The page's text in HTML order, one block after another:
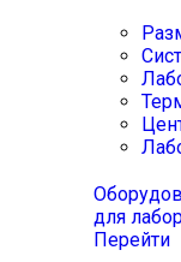
для
Перейти